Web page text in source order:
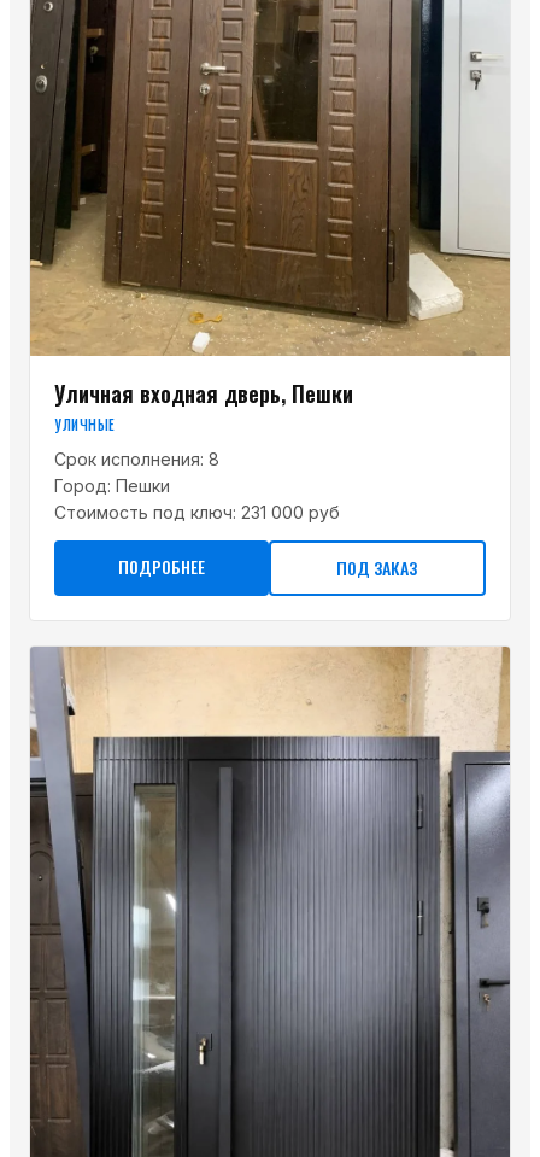
Уличная входная дверь, Пешки
УЛИЧНЫЕ
Срок исполнения: 8
Город: Пешки
Стоимость под ключ: 231 000 руб
ПОДРОБНЕЕ ПОД ЗАКАЗ